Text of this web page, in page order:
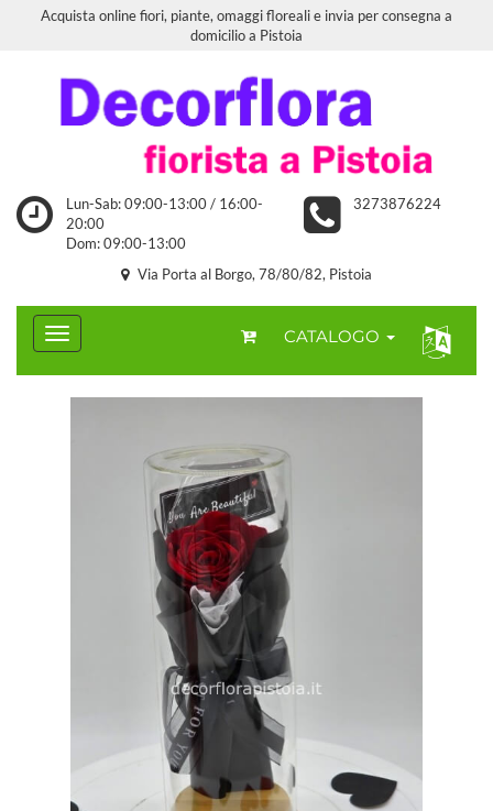
Acquista online fiori, piante, omaggi floreali e invia per consegna a
domicilio a Pistoia
Lun-Sab: 09:00-13:00 / 16:00-
20:00
Dom: 09:00-13:00
3273876224
Via Porta al Borgo, 78/80/82, Pistoia
CATALOGO